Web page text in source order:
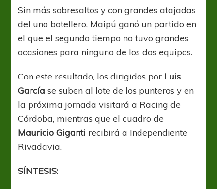
Sin más sobresaltos y con grandes atajadas
del uno botellero, Maipú ganó un partido en
el que el segundo tiempo no tuvo grandes
ocasiones para ninguno de los dos equipos.
Con este resultado, los dirigidos por Luis
Garcíase suben al lote de los punteros y en
la próxima jornada visitará a Racing de
Córdoba, mientras que el cuadro de
Mauricio Giganti recibirá a Independiente
Rivadavia.
SÍNTESIS: